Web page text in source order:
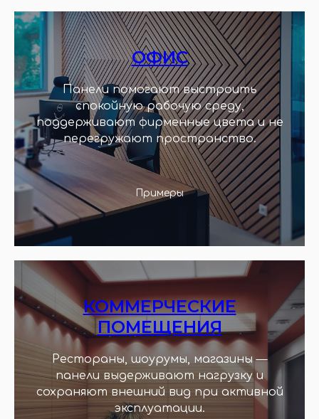
ОФИС
Панели помогают выстроить
спокойную рабочую среду,
поддерживают фирменные цвета и не
перегружают пространство.
Примеры
КОММЕРЧЕСКИЕ
ПОМЕЩЕНИЯ
Рестораны, шоурумы, магазины —
панели выдерживают нагрузку и
сохраняют внешний вид при активной
эксплуатации.